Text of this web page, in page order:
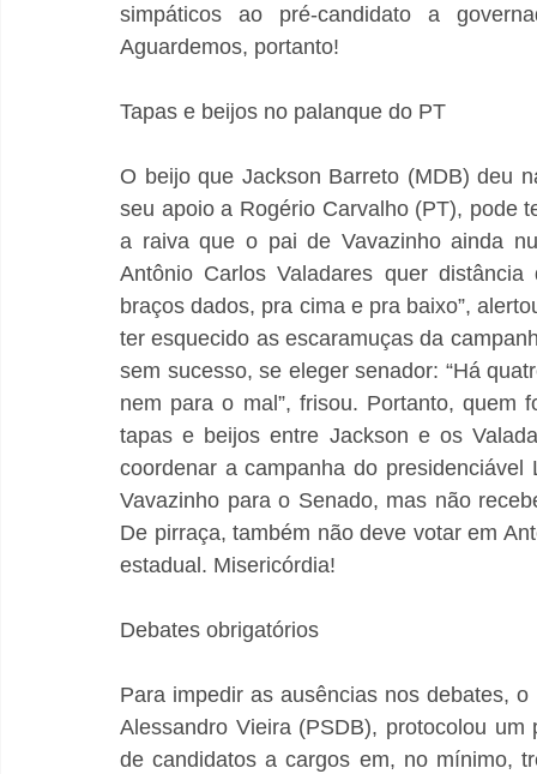
simpáticos ao pré-candidato a
Aguardemos, portanto!
Tapas e beijos no palanque do PT
O beijo que Jackson Barreto (MDB) deu
seu apoio a Rogério Carvalho (PT), pode
a raiva que o pai de Vavazinho ainda
Antônio Carlos Valadares quer
braços dados, pra cima e pra baixo”,
ter esquecido as escaramuças da
sem sucesso, se eleger senador: “Há
nem para o mal”, frisou. Portanto, quem
tapas e beijos entre Jackson e os
coordenar a campanha do
Vavazinho para o Senado, mas não
De pirraça, também não deve votar em
estadual. Misericórdia!
Debates obrigatórios
Para impedir as ausências nos debates,
Alessandro Vieira (PSDB), protocolou
de candidatos a cargos em, no mínimo,